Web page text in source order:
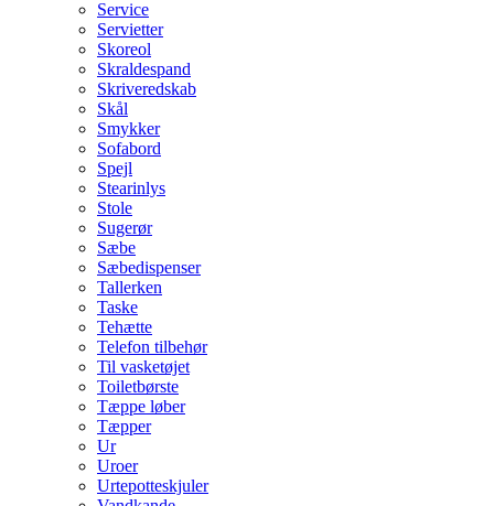
Service
Servietter
Skoreol
Skraldespand
Skriveredskab
Skål
Smykker
Sofabord
Spejl
Stearinlys
Stole
Sugerør
Sæbe
Sæbedispenser
Tallerken
Taske
Tehætte
Telefon tilbehør
Til vasketøjet
Toiletbørste
Tæppe løber
Tæpper
Ur
Uroer
Urtepotteskjuler